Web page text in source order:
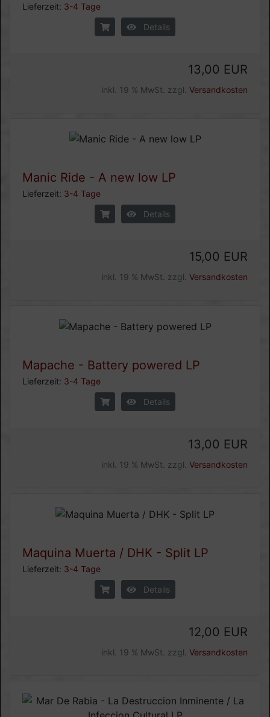
Lieferzeit: 3-4 Tage
Details
13,00 EUR
inkl. 19 % MwSt. zzgl. Versandkosten
Manic Ride - A new low LP
Lieferzeit: 3-4 Tage
Details
15,00 EUR
inkl. 19 % MwSt. zzgl. Versandkosten
Mapache - Battery powered LP
Lieferzeit: 3-4 Tage
Details
13,00 EUR
inkl. 19 % MwSt. zzgl. Versandkosten
Maquina Muerta / DHK - Split LP
Lieferzeit: 3-4 Tage
Details
12,00 EUR
inkl. 19 % MwSt. zzgl. Versandkosten